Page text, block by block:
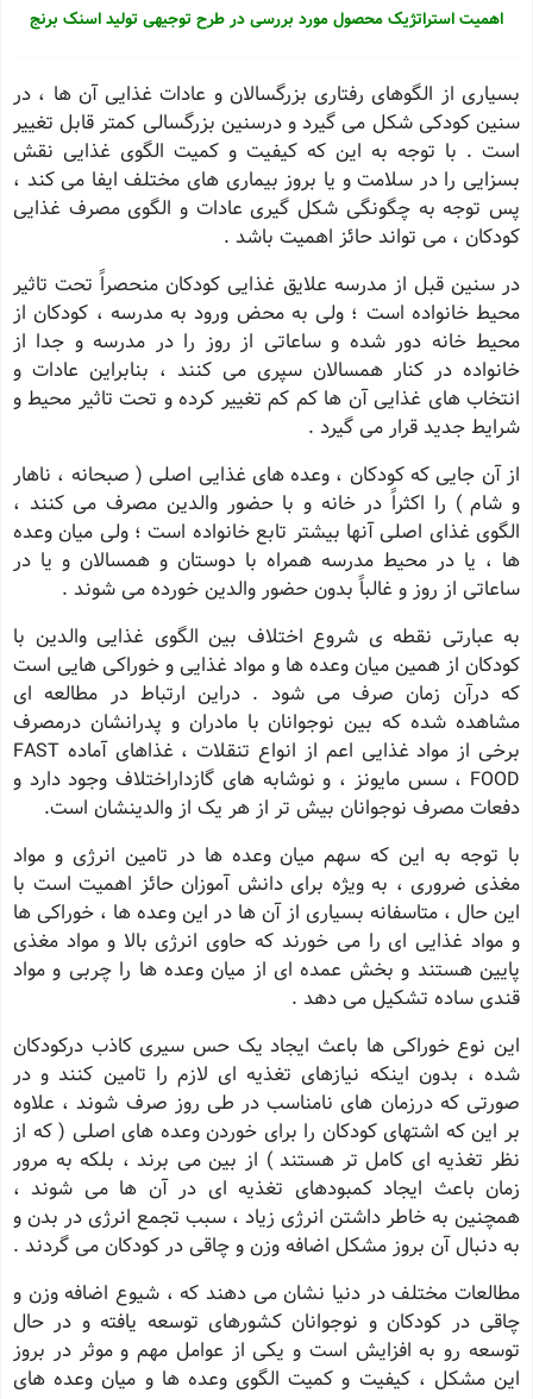
اهمیت استراتژیک محصول مورد بررسی در طرح توجیهی تولید اسنک برنج
بسیاری از الگوهای رفتاری بزرگسالان و عادات غذایی آن ها ، در
سنین کودکی شکل می گیرد و درسنین بزرگسالی کمتر قابل تغییر
است . با توجه به این که کیفیت و کمیت الگوی غذایی نقش
بسزایی را در سلامت و یا بروز بیماری های مختلف ایفا می کند ،
پس توجه به چگونگی شکل گیری عادات و الگوی مصرف غذایی
کودکان ، می تواند حائز اهمیت باشد .
در سنین قبل از مدرسه علایق غذایی کودکان منحصراً تحت تاثیر
محیط خانواده است ؛ ولی به محض ورود به مدرسه ، کودکان از
محیط خانه دور شده و ساعاتی از روز را در مدرسه و جدا از
خانواده در کنار همسالان سپری می کنند ، بنابراین عادات و
انتخاب های غذایی آن ها کم کم تغییر کرده و تحت تاثیر محیط و
شرایط جدید قرار می گیرد .
از آن جایی که کودکان ، وعده های غذایی اصلی ( صبحانه ، ناهار
و شام ) را اکثراً در خانه و با حضور والدین مصرف می کنند ،
الگوی غذای اصلی آنها بیشتر تابع خانواده است ؛ ولی میان وعده
ها ، یا در محیط مدرسه همراه با دوستان و همسالان و یا در
ساعاتی از روز و غالباً بدون حضور والدین خورده می شوند .
به عبارتی نقطه ی شروع اختلاف بین الگوی غذایی والدین با
کودکان از همین میان وعده ها و مواد غذایی و خوراکی هایی است
که درآن زمان صرف می شود . دراین ارتباط در مطالعه ای
مشاهده شده که بین نوجوانان با مادران و پدرانشان درمصرف
برخی از مواد غذایی اعم از انواع تنقلات ، غذاهای آماده FAST
FOOD ، سس مایونز ، و نوشابه های گازداراختلاف وجود دارد و
دفعات مصرف نوجوانان بیش تر از هر یک از والدینشان است.
با توجه به این که سهم میان وعده ها در تامین انرژی و مواد
مغذی ضروری ، به ویژه برای دانش آموزان حائز اهمیت است با
این حال ، متاسفانه بسیاری از آن ها در این وعده ها ، خوراکی ها
و مواد غذایی ای را می خورند که حاوی انرژی بالا و مواد مغذی
پایین هستند و بخش عمده ای از میان وعده ها را چربی و مواد
قندی ساده تشکیل می دهد .
این نوع خوراکی ها باعث ایجاد یک حس سیری کاذب درکودکان
شده ، بدون اینکه نیازهای تغذیه ای لازم را تامین کنند و در
صورتی که درزمان های نامناسب در طی روز صرف شوند ، علاوه
بر این که اشتهای کودکان را برای خوردن وعده های اصلی ( که از
نظر تغذیه ای کامل تر هستند ) از بین می برند ، بلکه به مرور
زمان باعث ایجاد کمبودهای تغذیه ای در آن ها می شوند ،
همچنین به خاطر داشتن انرژی زیاد ، سبب تجمع انرژی در بدن و
به دنبال آن بروز مشکل اضافه وزن و چاقی در کودکان می گردند .
مطالعات مختلف در دنیا نشان می دهند که ، شیوع اضافه وزن و
چاقی در کودکان و نوجوانان کشورهای توسعه یافته و در حال
توسعه رو به افزایش است و یکی از عوامل مهم و موثر در بروز
این مشکل ، کیفیت و کمیت الگوی وعده ها و میان وعده های